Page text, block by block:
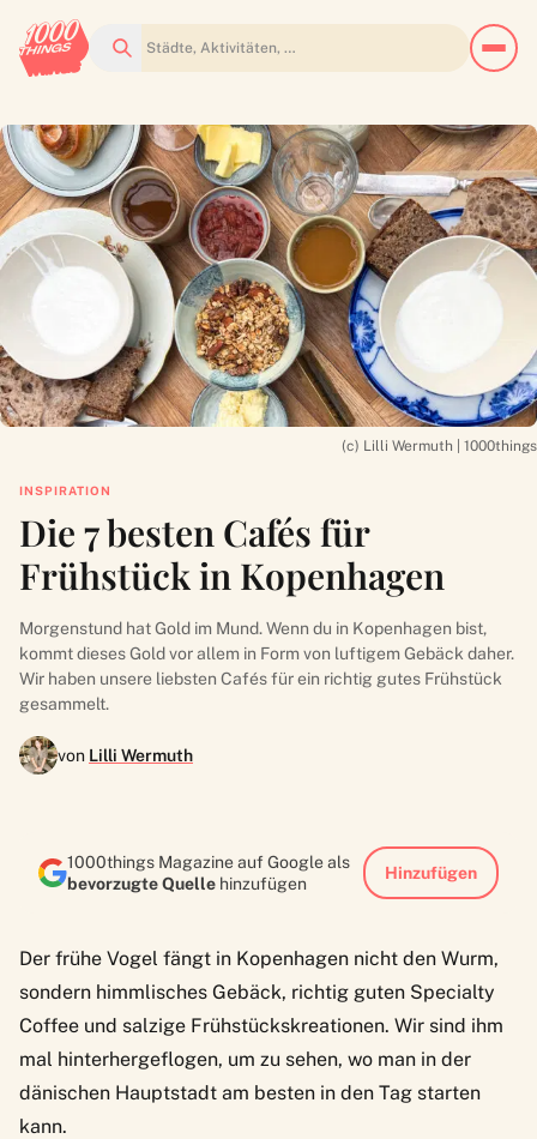
Suchen
(c) Lilli Wermuth | 1000things
INSPIRATION
Die 7 besten Cafés für
Frühstück in Kopenhagen
Morgenstund hat Gold im Mund. Wenn du in Kopenhagen bist,
kommt dieses Gold vor allem in Form von luftigem Gebäck daher.
Wir haben unsere liebsten Cafés für ein richtig gutes Frühstück
gesammelt.
von Lilli Wermuth
1000things Magazine auf Google als
bevorzugte Quelle hinzufügen
Hinzufügen
Der frühe Vogel fängt in Kopenhagen nicht den Wurm,
sondern himmlisches Gebäck, richtig guten Specialty
Coffee und salzige Frühstückskreationen. Wir sind ihm
mal hinterhergeflogen, um zu sehen, wo man in der
dänischen Hauptstadt am besten in den Tag starten
kann.